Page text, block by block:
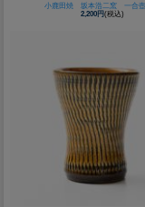
小鹿田焼 坂本浩二窯 一合
2,200円(税込)